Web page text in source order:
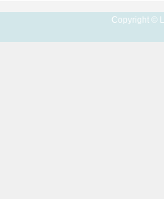
Copyright ©